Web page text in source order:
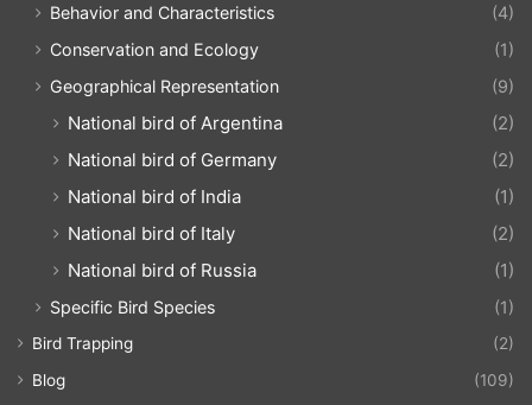
Behavior and Characteristics
(4)
Conservation and Ecology
(1)
Geographical Representation
(9)
National bird of Argentina
(2)
National bird of Germany
(2)
National bird of India
(1)
National bird of Italy
(2)
National bird of Russia
(1)
Specific Bird Species (1)
Bird Trapping
(2)
Blog
(109)